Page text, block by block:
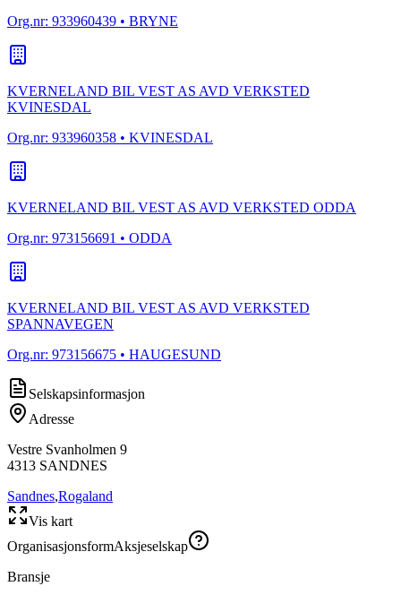
Org.nr: 933960439 • BRYNE
KVERNELAND BIL VEST AS AVD VERKSTED
KVINESDAL
Org.nr: 933960358 • KVINESDAL
KVERNELAND BIL VEST AS AVD VERKSTED ODDA
Org.nr: 973156691 • ODDA
KVERNELAND BIL VEST AS AVD VERKSTED
SPANNAVEGEN
Org.nr: 973156675 • HAUGESUND
Selskapsinformasjon
Adresse
Vestre Svanholmen 9
4313 SANDNES
Sandnes,Rogaland
Vis kart
OrganisasjonsformAksjeselskap
Bransje